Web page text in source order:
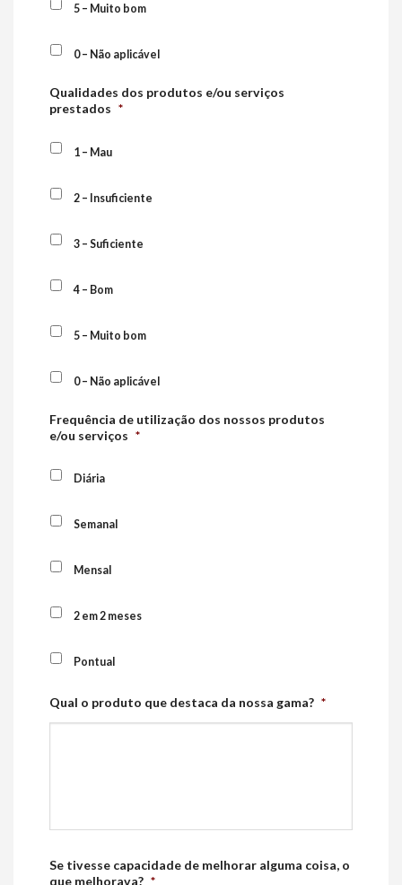
5 – Muito bom
0 – Não aplicável
Qualidades dos produtos e/ou serviços
prestados *
1 – Mau
2 – Insuficiente
3 – Suficiente
4 – Bom
5 – Muito bom
0 – Não aplicável
Frequência de utilização dos nossos produtos
e/ou serviços *
Diária
Semanal
Mensal
2 em 2 meses
Pontual
Qual o produto que destaca da nossa gama? *
Se tivesse capacidade de melhorar alguma coisa, o
que melhorava? *